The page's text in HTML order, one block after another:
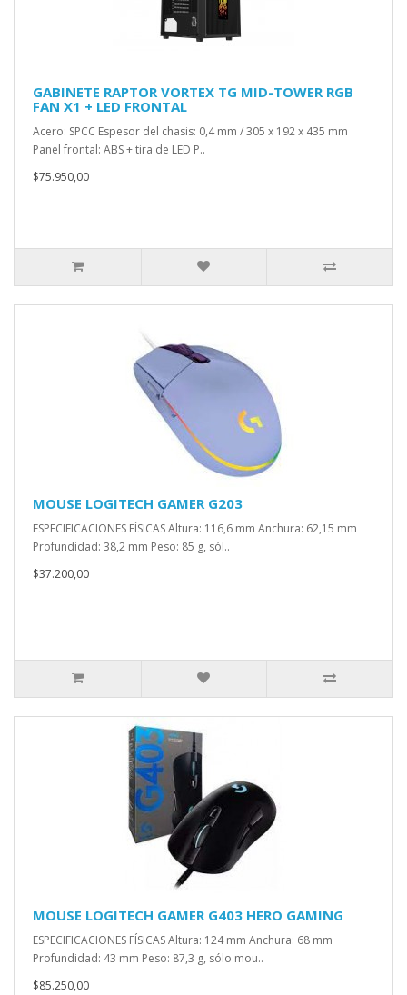
GABINETE RAPTOR VORTEX TG MID-TOWER RGB
FAN X1 + LED FRONTAL
Acero: SPCC Espesor del chasis: 0,4 mm / 305 x 192 x 435 mm
Panel frontal: ABS + tira de LED P..
$75.950,00
MOUSE LOGITECH GAMER G203
ESPECIFICACIONES FÍSICAS Altura: 116,6 mm Anchura: 62,15 mm
Profundidad: 38,2 mm Peso: 85 g, sól..
$37.200,00
MOUSE LOGITECH GAMER G403 HERO GAMING
ESPECIFICACIONES FÍSICAS Altura: 124 mm Anchura: 68 mm
Profundidad: 43 mm Peso: 87,3 g, sólo mou..
$85.250,00